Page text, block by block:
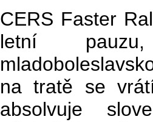
CERS Faster
letní
na tratě se
absolvuje